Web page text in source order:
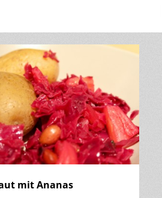
mit Ananas